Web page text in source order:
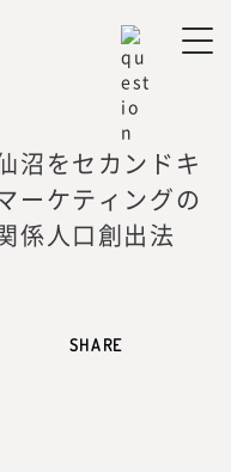
究所 所長
沼をセカンドキ
ーケティングの
係人口創出法
SHARE